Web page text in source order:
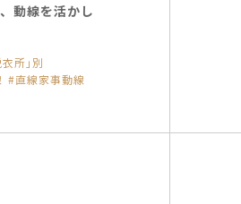
動線を活かし
所｣別
直線家事動線